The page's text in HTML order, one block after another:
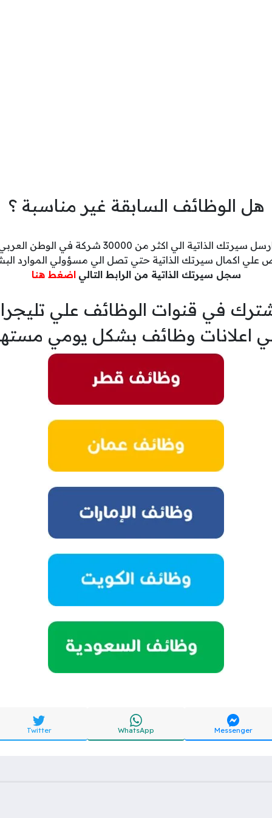
هل الوظائف السابقة غير مناسبة ؟
سيرتك الذاتية الي اكثر من 30000 شركة في الوطن العربي
علي اكمال سيرتك الذاتية حتي تصل الي مسؤولي الموارد
سجل سيرتك الذاتية من الرابط التالي اضغط هنا
في قنوات الوظائف علي
اعلانات وظائف بشكل يومي
Messenger
WhatsApp
Twitter